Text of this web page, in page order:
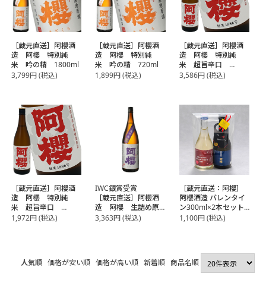
［蔵元直送］阿櫻酒
造 阿櫻 特別純
米 吟の精 1800ml
3,799円(税込)
［蔵元直送］阿櫻酒
造 阿櫻 特別純
米 吟の精 720ml
1,899円(税込)
［蔵元直送］阿櫻酒
造 阿櫻 特別純
米 超旨辛口
1800ml
3,586円(税込)
［蔵元直送］阿櫻酒
造 阿櫻 特別純
米 超旨辛口
720ml
1,972円(税込)
IWC銀賞受賞
［蔵元直送］阿櫻酒
造 阿櫻 生詰め原
酒 亀の尾 1800ml
3,363円(税込)
［蔵元直送：阿櫻］
阿櫻酒造 バレンタイ
ン300ml×2本セット
［冷蔵］【2～3営業
1,100円(税込)
人気順 価格が安い順 価格が高い順 新着順 商品名順